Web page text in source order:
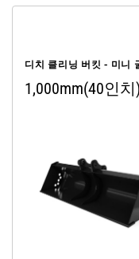
디치 클리닝 버킷 - 미니
1,000mm(40인치)